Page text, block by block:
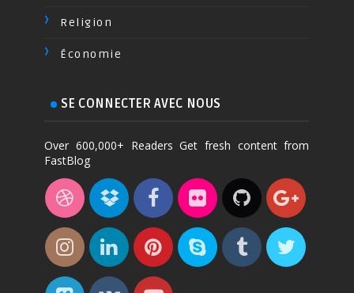
Religion
Économie
SE CONNECTER AVEC NOUS
Over 600,000+ Readers Get fresh content from
FastBlog